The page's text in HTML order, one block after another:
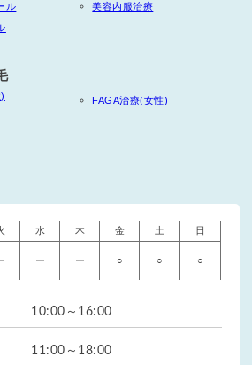
ル
美容内服治療
FAGA治療(女性)
水 木 金 土 日
ー ー ○ ○ ○
10:00～16:00
11:00～18:00